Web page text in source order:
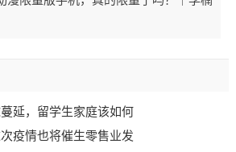
延，留学生家庭该如何
疫情也将催生零售业发